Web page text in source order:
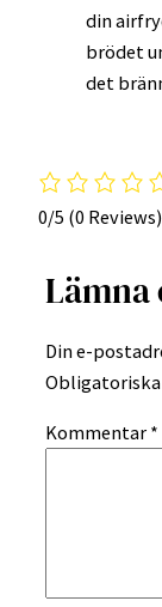
din
brödet
det
0/5 (0 Reviews)
Lämna
Din e-
Kommentar *